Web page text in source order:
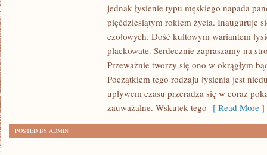
NIESŁYCHANIE
WYSTĘPUJE
ROZLANEJ,
CZYM
WŁOSY
jednak łysienie typu męskiego napada
pięćdziesiątym rokiem życia. Inauguruje
czołowych. Dość kultowym wariantem
plackowate. Serdecznie zapraszamy na
Przeważnie tworzy się ono w okrągłym
Początkiem tego rodzaju łysienia jest
upływem czasu przeradza się w coraz
zauważalne. Wskutek tego [ Read More ]
POSTED BY ADMIN